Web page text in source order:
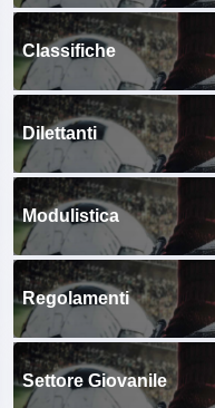
Classifiche
Dilettanti
Modulistica
Regolamenti
Settore Giovanile